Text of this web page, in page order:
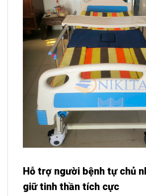
Hỗ trợ người bệnh tự chủ
giữ tinh thần tích cực